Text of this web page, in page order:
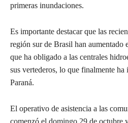
primeras inundaciones.
Es importante destacar que las
región sur de Brasil han
que ha obligado a las centrales
sus vertederos, lo que finalmente
Paraná.
El operativo de asistencia a las
comenzó el domingo 29 de octubre